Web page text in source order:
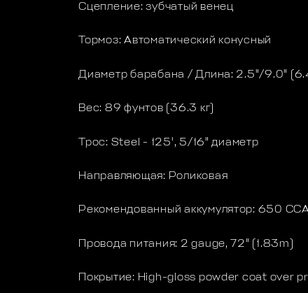
Сцепление: зубчатый венец
Тормоз: Автоматический конусный
Диаметр барабана / Длина: 2.5"/9.0"
Вес: 89 фунтов (36.3 кг)
Трос: Steel - 125', 5/16" диаметр
Направляющая: Роликовая
Рекомендованный аккумулятор: 650
Провода питания: 2 gauge, 72" (1.83m)
Покрытие: High-gloss powder coat over